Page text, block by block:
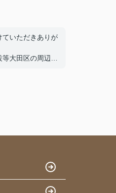
ていただきありが
大田区の周辺環